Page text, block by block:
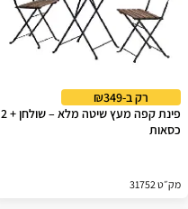
רק ב-₪349
פינת קפה מעץ שיטה מלא – שולחן + 2
כסאות
מק״ט 31752